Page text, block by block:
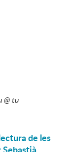
@ tu
de les